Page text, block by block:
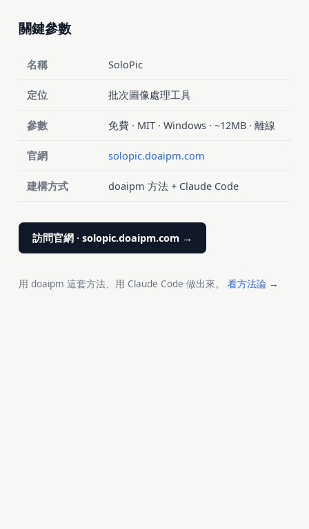
關鍵參數
名稱 SoloPic
定位 批次圖像處理工具
參數 免費 · MIT · Windows · ~12MB · 離線
官網 solopic.doaipm.com
建構方式 doaipm 方法 + Claude Code
訪問官網 · solopic.doaipm.com →
用 doaipm 這套方法、用 Claude Code 做出來。 看方法論 →